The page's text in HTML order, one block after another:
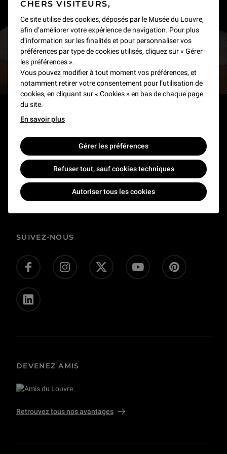
CHERS VISITEURS,
Ce site utilise des cookies, déposés par le Musée du Louvre,
afin d’améliorer votre expérience de navigation. Pour plus
d’information sur les finalités et pour personnaliser vos
préférences par type de cookies utilisés, cliquez sur « Gérer
les préférences ».
Vous pouvez modifier à tout moment vos préférences, et
notamment retirer votre consentement pour l’utilisation de
cookies, en cliquant sur « Cookies » en bas de chaque page
du site.
En savoir plus
Gérer les préférences
Refuser tout, sauf cookies techniques
Autoriser tous les cookies
Recevez des nouvelles du Louvre selon vos goûts
Inscrivez-vous
À PROPOS
L'établissement public
Le Louvre en France et dans le monde
Règlement de visite
Prêts et dépôts
Actes administratifs
NOS SITES
Billetterie
Boutique en ligne
Presse
NOUS CONTACTER
Donnez-nous votre avis !
Offres d’emploi - concours
Privatisations et tournages
SUIVEZ-NOUS
DEVENEZ AMIS
Retrouvez tous nos avantages